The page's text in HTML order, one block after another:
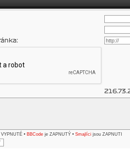
• BBCode je ZAPNUTÝ • Smajlíci jsou ZAPNUTI